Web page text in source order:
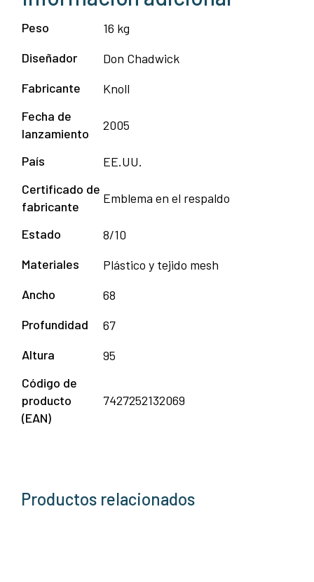
Peso
16 kg
Diseñador
Don Chadwick
Fabricante
Knoll
Fecha de
lanzamiento
2005
País
EE.UU.
Certificado de
fabricante
Emblema en el respaldo
Estado
8/10
Materiales
Plástico y tejido mesh
Ancho
68
Profundidad
67
Altura
95
Código de
producto
(EAN)
7427252132069
Productos relacionados